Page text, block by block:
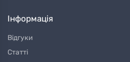
Інформація
Відгуки
Статті